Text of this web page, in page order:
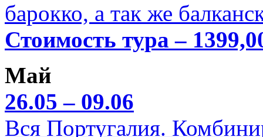
барокко, а так же
Стоимость тура –
Май
26.05 – 09.06
Вся Португалия.